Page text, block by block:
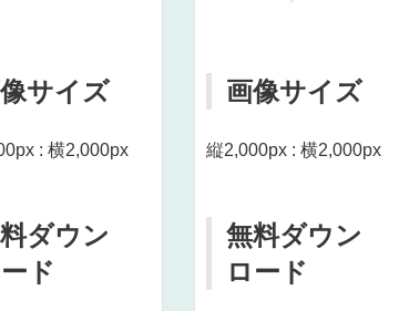
サイズ
: 横2,000px
ダウン
ド
画像サイズ
縦2,000px : 横2,000px
無料ダウン
ロード